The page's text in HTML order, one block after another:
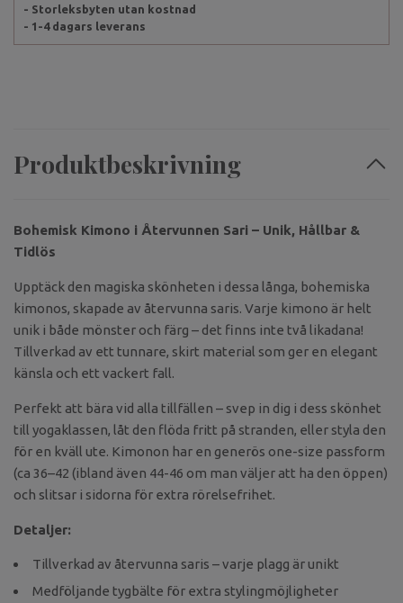
- Storleksbyten utan kostnad
- 1-4 dagars leverans
Produktbeskrivning
Bohemisk Kimono i Återvunnen Sari – Unik, Hållbar &
Tidlös
Upptäck den magiska skönheten i dessa långa, bohemiska
kimonos, skapade av återvunna saris. Varje kimono är helt
unik i både mönster och färg – det finns inte två likadana!
Tillverkad av ett tunnare, skirt material som ger en elegant
känsla och ett vackert fall.
Perfekt att bära vid alla tillfällen – svep in dig i dess skönhet
till yogaklassen, låt den flöda fritt på stranden, eller styla den
för en kväll ute. Kimonon har en generös one-size passform
(ca 36–42 (ibland även 44-46 om man väljer att ha den öppen)
och slitsar i sidorna för extra rörelsefrihet.
Detaljer:
Tillverkad av återvunna saris – varje plagg är unikt
Medföljande tygbälte för extra stylingmöjligheter